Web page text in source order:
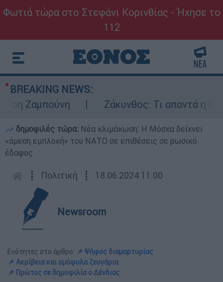
Φωτιά τώρα στο Στεφάνι Κορινθίας - Ήχησε το
112
BREAKING NEWS:
Ζαμπούνη
Ζάκυνθος: Τι απαντά η ΕΛΑΣ
δημοφιλές τώρα: Νέα κλιμάκωση: Η Μόσχα δείχνει
«άμεση εμπλοκή» του ΝΑΤΟ σε επιθέσεις σε ρωσικό
έδαφος
┋ Πολιτική ┋ 18.06.2024 11:00
Newsroom
Ενότητες στο άρθρο: 📌 Ψήφος διαμαρτυρίας
📌 Ακρίβεια και ομόφυλα ζευγάρια
📌 Πρώτος σε δημοφιλία ο Δένδιας